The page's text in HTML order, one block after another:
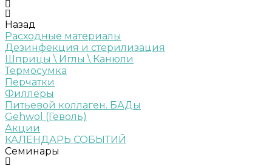
Назад
Расходные материалы
Дезинфекция и стерилизация
Шприцы \ Иглы \ Канюли
Термосумка
Перчатки
Филлеры
Питьевой коллаген. БАДы
Gehwol (Геволь)
Акции
КАЛЕНДАРЬ СОБЫТИЙ
Семинары